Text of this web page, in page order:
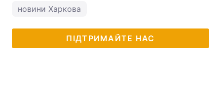
новини Харкова
ПІДТРИМАЙТЕ НАС